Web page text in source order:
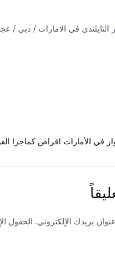
التايلندي في الامارات / دبي /
في الأمارات اقراص كماجرا
بريدك الإلكتروني. الحقول